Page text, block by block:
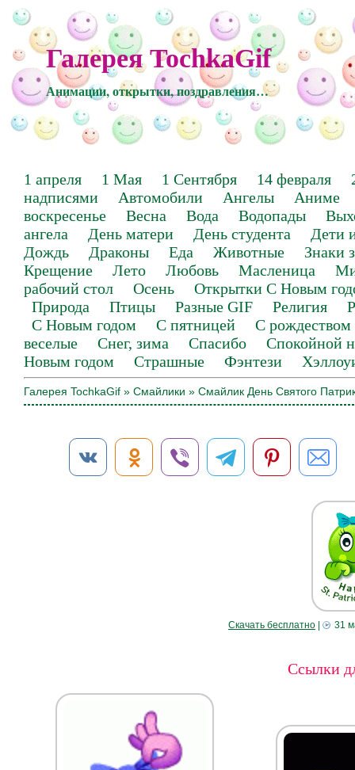
Галерея TochkaGif
Анимации, открытки, поздравления…
1 апреля 1 Мая 1 Сентября 14 февраля
надписями
Автомобили Ангелы
Аниме
воскресенье
Весна Вода Водопады
ангела
День матери День студента
Дети
Дождь
Драконы Еда Животные
Знаки
Крещение
Лето Любовь Масленица
рабочий стол
Осень
Открытки С Новым
Природа
Птицы Разные GIF Религия
С Новым годом
С пятницей
С рождеством
веселые
Снег, зима Спасибо
Спокойной
Новым годом
Страшные Фэнтези
Галерея TochkaGif » Смайлики » Смайлик День Святого
Скачать бесплатно 31
Ссылки